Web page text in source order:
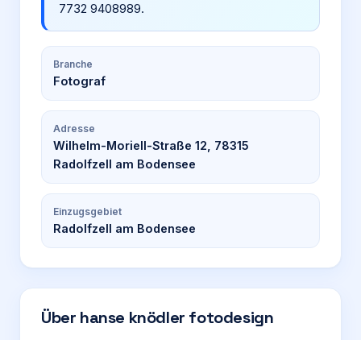
7732 9408989.
Branche
Fotograf
Adresse
Wilhelm-Moriell-Straße 12, 78315
Radolfzell am Bodensee
Einzugsgebiet
Radolfzell am Bodensee
Über hanse knödler fotodesign